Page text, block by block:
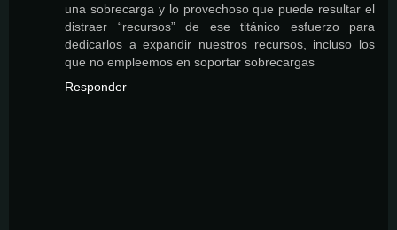
una sobrecarga y lo provechoso que puede resultar el
distraer “recursos” de ese titánico esfuerzo para
dedicarlos a expandir nuestros recursos, incluso los
que no empleemos en soportar sobrecargas
Responder